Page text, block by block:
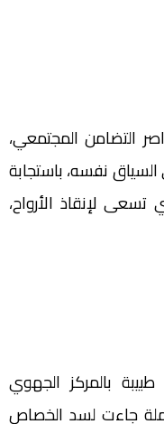
التضامن المجتمعي،
السياق نفسه، باستجابة
تسعى لإنقاذ الأرواح،
بالمركز الجهوي
جاءت لسد الخصاص